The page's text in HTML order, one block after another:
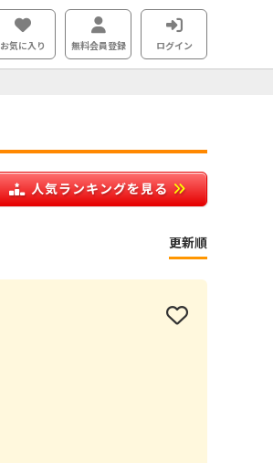
お気に入り 無料会員登録 ログイン
人気ランキングを見る
更新順